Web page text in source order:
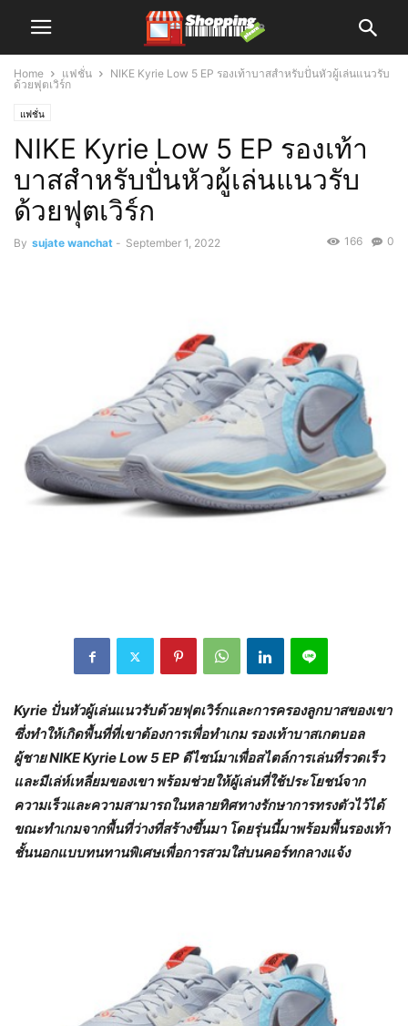
Home แฟชั่น
NIKE Kyrie Low 5 EP รองเท้าบาสสำหรับปั่นหัวผู้เล่นแนวรับ
ด้วยฟุตเวิร์ก
แฟชั่น
NIKE Kyrie Low 5 EP รองเท้า
บาสสำหรับปั่นหัวผู้เล่นแนวรับ
ด้วยฟุตเวิร์ก
By sujate wanchat - September 1, 2022 0
166
Kyrie ปั่นหัวผู้เล่นแนวรับด้วยฟุตเวิร์กและการครองลูกบาสของเขา
ซึ่งทำให้เกิดพื้นที่ที่เขาต้องการเพื่อทำเกม รองเท้าบาสเกตบอล
ผู้ชาย NIKE Kyrie Low 5 EP ดีไซน์มาเพื่อสไตล์การเล่นที่รวดเร็ว
และมีเล่ห์เหลี่ยมของเขา พร้อมช่วยให้ผู้เล่นที่ใช้ประโยชน์จาก
ความเร็วและความสามารถในหลายทิศทางรักษาการทรงตัวไว้ได้
ขณะทำเกมจากพื้นที่ว่างที่สร้างขึ้นมา โดยรุ่นนี้มาพร้อมพื้นรองเท้า
ชั้นนอกแบบทนทานพิเศษเพื่อการสวมใส่บนคอร์ทกลางแจ้ง